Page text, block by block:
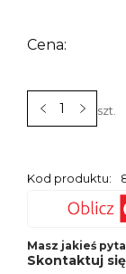
Cena:
szt.
Kod produktu:
Masz jakieś
Skontaktuj